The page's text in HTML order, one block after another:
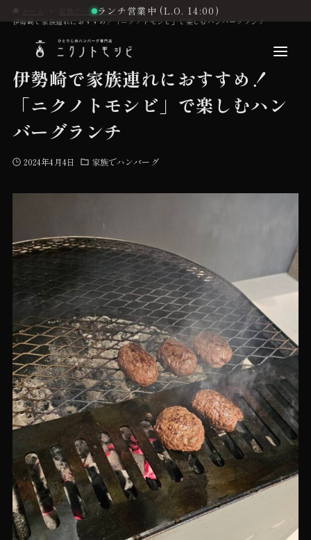
ランチ営業中 (L.O. 14:00)
こだわり
お品書き
店舗情報
家族でハンバーグ
伊勢崎で家族連れにおすすめ！「ニクノトモシビ」で楽しむハンバーグランチ
伊勢崎で家族連れにおすすめ！
「ニクノトモシビ」で楽しむハン
バーグランチ
2024年4月4日 家族でハンバーグ